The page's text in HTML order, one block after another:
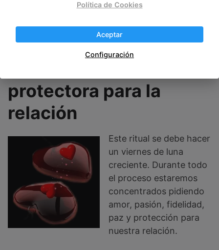
Este es un método muy sencillo pero también
protectora para la
relación
Este ritual se debe hacer
un viernes de luna
creciente. Durante todo
el proceso estaremos
concentrados pidiendo
amor, pasión, fidelidad,
paz y protección para
nuestra relación.
Política de Cookies
Aceptar
Configuración